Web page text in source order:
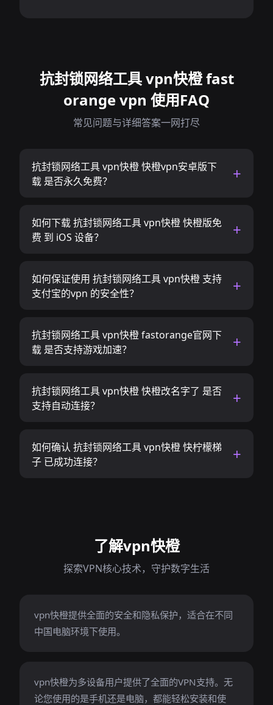
抗封锁网络工具 vpn快橙 fast
orange vpn 使用FAQ
常见问题与详细答案一网打尽
抗封锁网络工具 vpn快橙 快橙vpn安卓版下
载 是否永久免费？
如何下载 抗封锁网络工具 vpn快橙 快橙版免
费 到 iOS 设备？
如何保证使用 抗封锁网络工具 vpn快橙 支持
支付宝的vpn 的安全性？
抗封锁网络工具 vpn快橙 fastorange官网下
载 是否支持游戏加速？
抗封锁网络工具 vpn快橙 快橙改名字了 是否
支持自动连接？
如何确认 抗封锁网络工具 vpn快橙 快柠檬梯
子 已成功连接？
了解vpn快橙
探索VPN核心技术，守护数字生活
vpn快橙提供全面的安全和隐私保护，适合在不同
中国电脑环境下使用。
vpn快橙为多设备用户提供了全面的VPN支持。无
论您使用的是手机还是电脑，都能轻松安装和使